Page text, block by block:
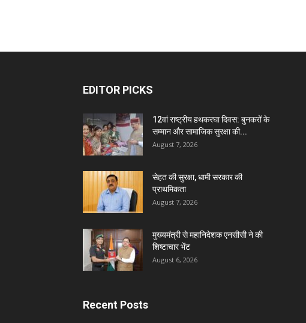
EDITOR PICKS
12वां राष्ट्रीय हथकरघा दिवस: बुनकरों के
सम्मान और सामाजिक सुरक्षा की...
August 7, 2026
सेहत की सुरक्षा, धामी सरकार की
प्राथमिकता
August 7, 2026
मुख्यमंत्री से महानिदेशक एनसीसी ने की
शिष्टाचार भेंट
August 6, 2026
Recent Posts